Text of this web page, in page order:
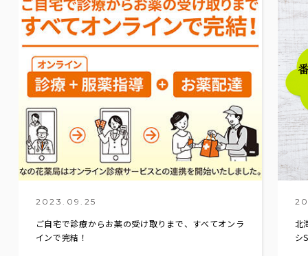
2023.09.25
ご自宅で診療からお薬の受け取りまで、すべてオンラ
インで完結！
北
シ